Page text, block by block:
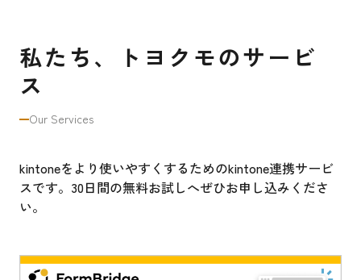
私たち、トヨクモのサービ
ス
Our Services
kintoneをより使いやすくするためのkintone連携サービ
スです。30日間の無料お試しへぜひお申し込みくださ
い。